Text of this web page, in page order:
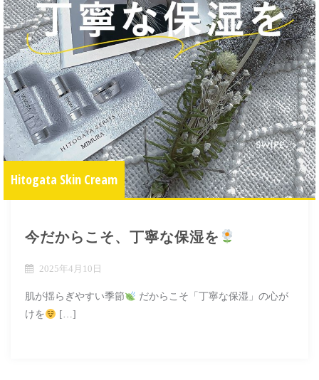
Hitogata Skin Cream
今だからこそ、丁寧な保湿を
2025年4月10日
肌が揺らぎやすい季節
だからこそ「丁寧な保湿」の心が
けを
[…]